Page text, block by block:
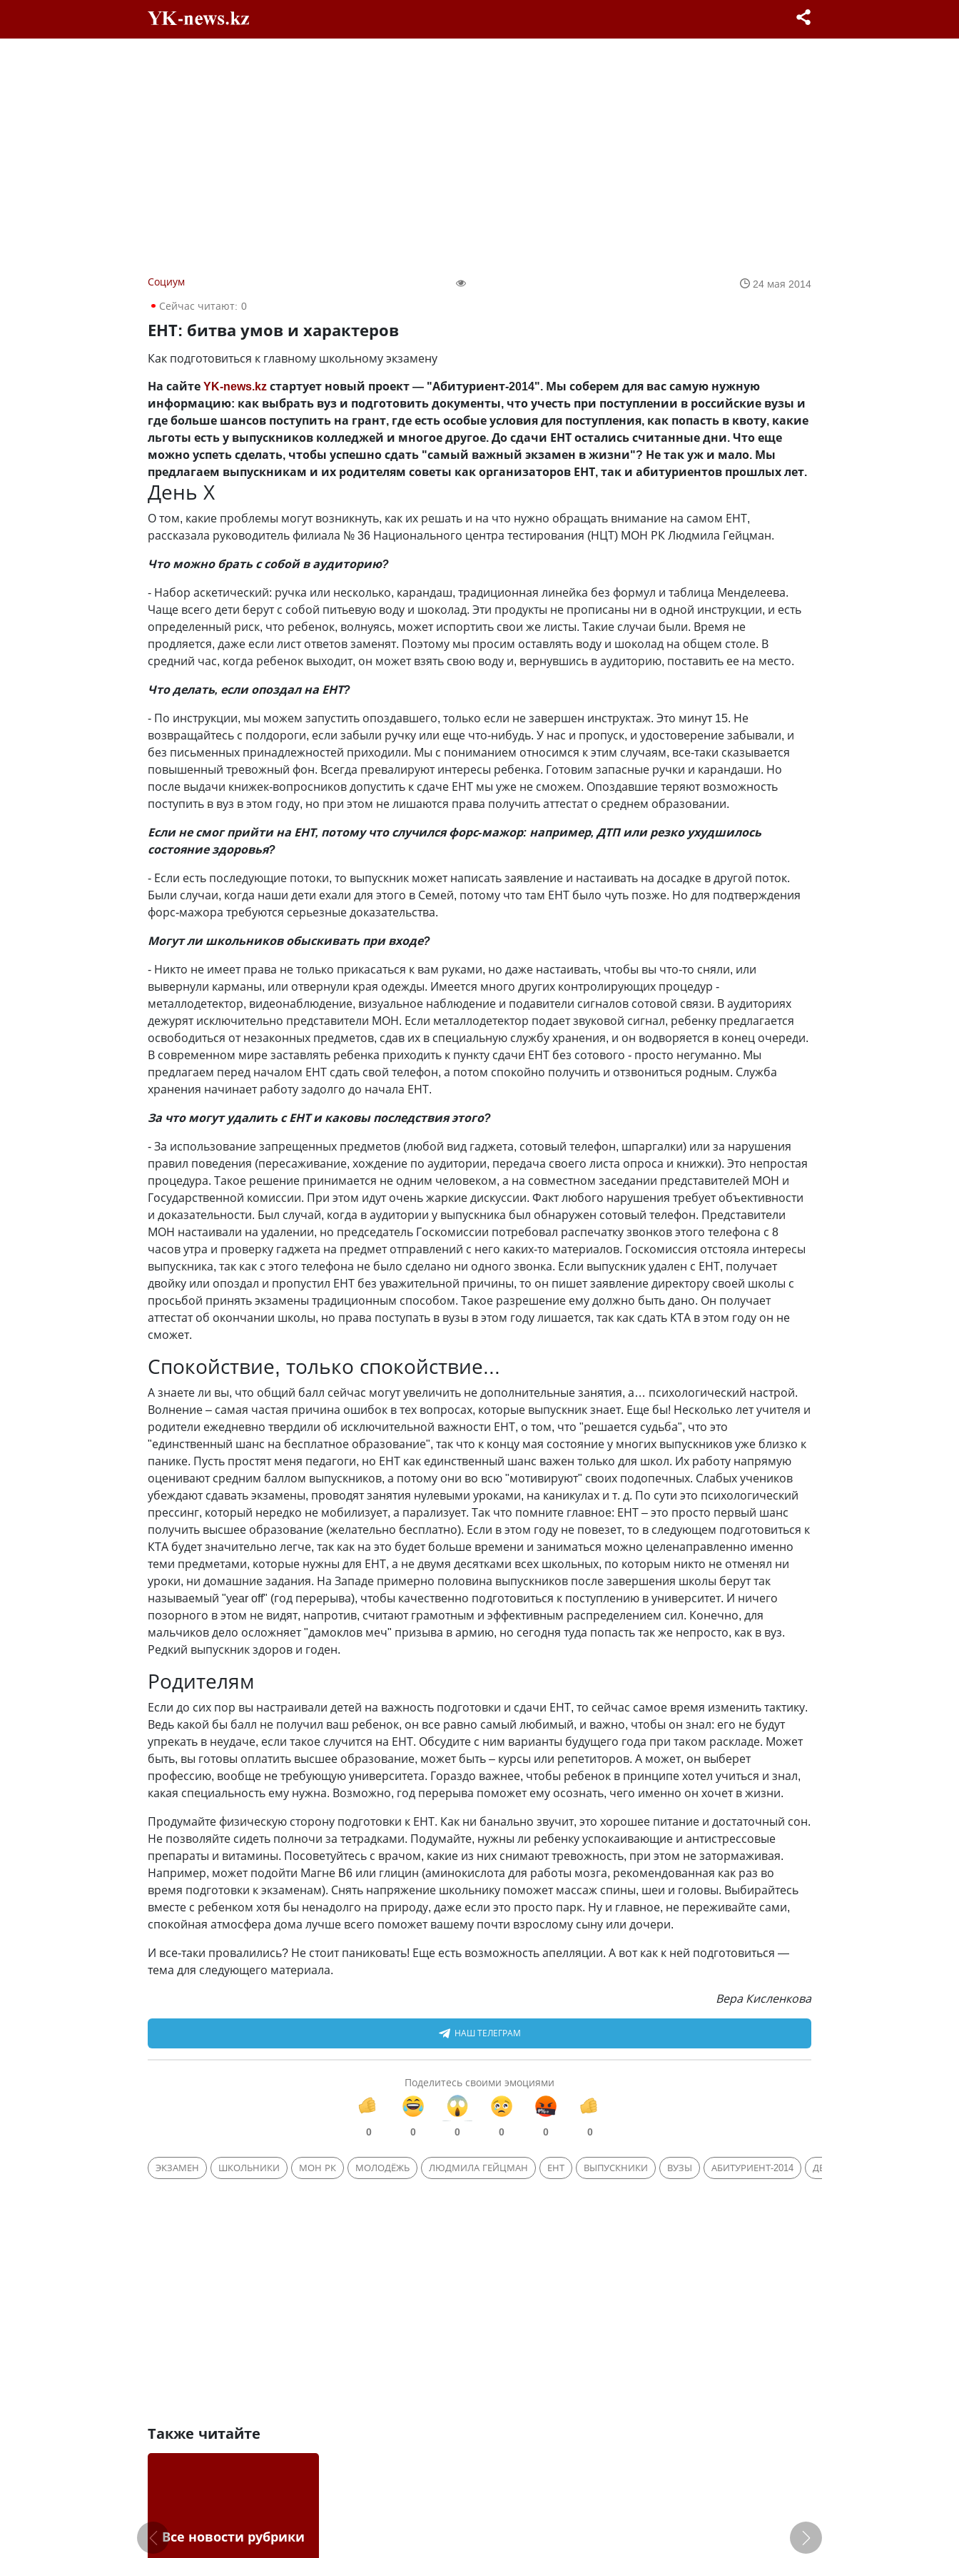
Социум
24 мая 2014
Сейчас читают: 0
ЕНТ: битва умов и характеров
Как подготовиться к главному школьному экзамену
На сайтеYK-news.kzстартует новый проект — "Абитуриент-2014". Мы соберем для вас самую нужную
информацию: как выбрать вуз и подготовить документы, что учесть при поступлении в российские вузы и
где больше шансов поступить на грант, где есть особые условия для поступления, как попасть в квоту, какие
льготы есть у выпускников колледжей и многое другое. До сдачи ЕНТ остались считанные дни. Что еще
можно успеть сделать, чтобы успешно сдать "самый важный экзамен в жизни"? Не так уж и мало. Мы
предлагаем выпускникам и их родителям советы как организаторов ЕНТ, так и абитуриентов прошлых лет.
День Х
О том, какие проблемы могут возникнуть, как их решать и на что нужно обращать внимание на самом ЕНТ,
рассказала руководитель филиала № 36 Национального центра тестирования (НЦТ) МОН РК Людмила Гейцман.
Что можно брать с собой в аудиторию?
- Набор аскетический: ручка или несколько, карандаш, традиционная линейка без формул и таблица Менделеева.
Чаще всего дети берут с собой питьевую воду и шоколад. Эти продукты не прописаны ни в одной инструкции, и есть
определенный риск, что ребенок, волнуясь, может испортить свои же листы. Такие случаи были. Время не
продляется, даже если лист ответов заменят. Поэтому мы просим оставлять воду и шоколад на общем столе. В
средний час, когда ребенок выходит, он может взять свою воду и, вернувшись в аудиторию, поставить ее на место.
Что делать, если опоздал на ЕНТ?
- По инструкции, мы можем запустить опоздавшего, только если не завершен инструктаж. Это минут 15. Не
возвращайтесь с полдороги, если забыли ручку или еще что-нибудь. У нас и пропуск, и удостоверение забывали, и
без письменных принадлежностей приходили. Мы с пониманием относимся к этим случаям, все-таки сказывается
повышенный тревожный фон. Всегда превалируют интересы ребенка. Готовим запасные ручки и карандаши. Но
после выдачи книжек-вопросников допустить к сдаче ЕНТ мы уже не сможем. Опоздавшие теряют возможность
поступить в вуз в этом году, но при этом не лишаются права получить аттестат о среднем образовании.
Если не смог прийти на ЕНТ, потому что случился форс-мажор: например, ДТП или резко ухудшилось
состояние здоровья?
- Если есть последующие потоки, то выпускник может написать заявление и настаивать на досадке в другой поток.
Были случаи, когда наши дети ехали для этого в Семей, потому что там ЕНТ было чуть позже. Но для подтверждения
форс-мажора требуются серьезные доказательства.
Могут ли школьников обыскивать при входе?
- Никто не имеет права не только прикасаться к вам руками, но даже настаивать, чтобы вы что-то сняли, или
вывернули карманы, или отвернули края одежды. Имеется много других контролирующих процедур -
металлодетектор, видеонаблюдение, визуальное наблюдение и подавители сигналов сотовой связи. В аудиториях
дежурят исключительно представители МОН. Если металлодетектор подает звуковой сигнал, ребенку предлагается
освободиться от незаконных предметов, сдав их в специальную службу хранения, и он водворяется в конец очереди.
В современном мире заставлять ребенка приходить к пункту сдачи ЕНТ без сотового - просто негуманно. Мы
предлагаем перед началом ЕНТ сдать свой телефон, а потом спокойно получить и отзвониться родным. Служба
хранения начинает работу задолго до начала ЕНТ.
За что могут удалить с ЕНТ и каковы последствия этого?
- За использование запрещенных предметов (любой вид гаджета, сотовый телефон, шпаргалки) или за нарушения
правил поведения (пересаживание, хождение по аудитории, передача своего листа опроса и книжки). Это непростая
процедура. Такое решение принимается не одним человеком, а на совместном заседании представителей МОН и
Государственной комиссии. При этом идут очень жаркие дискуссии. Факт любого нарушения требует объективности
и доказательности. Был случай, когда в аудитории у выпускника был обнаружен сотовый телефон. Представители
МОН настаивали на удалении, но председатель Госкомиссии потребовал распечатку звонков этого телефона с 8
часов утра и проверку гаджета на предмет отправлений с него каких-то материалов. Госкомиссия отстояла интересы
выпускника, так как с этого телефона не было сделано ни одного звонка. Если выпускник удален с ЕНТ, получает
двойку или опоздал и пропустил ЕНТ без уважительной причины, то он пишет заявление директору своей школы с
просьбой принять экзамены традиционным способом. Такое разрешение ему должно быть дано. Он получает
аттестат об окончании школы, но права поступать в вузы в этом году лишается, так как сдать КТА в этом году он не
сможет.
Спокойствие, только спокойствие...
А знаете ли вы, что общий балл сейчас могут увеличить не дополнительные занятия, а… психологический настрой.
Волнение – самая частая причина ошибок в тех вопросах, которые выпускник знает. Еще бы! Несколько лет учителя и
родители ежедневно твердили об исключительной важности ЕНТ, о том, что "решается судьба", что это
"единственный шанс на бесплатное образование", так что к концу мая состояние у многих выпускников уже близко к
панике. Пусть простят меня педагоги, но ЕНТ как единственный шанс важен только для школ. Их работу напрямую
оценивают средним баллом выпускников, а потому они во всю "мотивируют" своих подопечных. Слабых учеников
убеждают сдавать экзамены, проводят занятия нулевыми уроками, на каникулах и т. д. По сути это психологический
прессинг, который нередко не мобилизует, а парализует. Так что помните главное: ЕНТ – это просто первый шанс
получить высшее образование (желательно бесплатно). Если в этом году не повезет, то в следующем подготовиться к
КТА будет значительно легче, так как на это будет больше времени и заниматься можно целенаправленно именно
теми предметами, которые нужны для ЕНТ, а не двумя десятками всех школьных, по которым никто не отменял ни
уроки, ни домашние задания. На Западе примерно половина выпускников после завершения школы берут так
называемый "year off" (год перерыва), чтобы качественно подготовиться к поступлению в университет. И ничего
позорного в этом не видят, напротив, считают грамотным и эффективным распределением сил. Конечно, для
мальчиков дело осложняет "дамоклов меч" призыва в армию, но сегодня туда попасть так же непросто, как в вуз.
Редкий выпускник здоров и годен.
Родителям
Если до сих пор вы настраивали детей на важность подготовки и сдачи ЕНТ, то сейчас самое время изменить тактику.
Ведь какой бы балл не получил ваш ребенок, он все равно самый любимый, и важно, чтобы он знал: его не будут
упрекать в неудаче, если такое случится на ЕНТ. Обсудите с ним варианты будущего года при таком раскладе. Может
быть, вы готовы оплатить высшее образование, может быть – курсы или репетиторов. А может, он выберет
профессию, вообще не требующую университета. Гораздо важнее, чтобы ребенок в принципе хотел учиться и знал,
какая специальность ему нужна. Возможно, год перерыва поможет ему осознать, чего именно он хочет в жизни.
Продумайте физическую сторону подготовки к ЕНТ. Как ни банально звучит, это хорошее питание и достаточный сон.
Не позволяйте сидеть полночи за тетрадками. Подумайте, нужны ли ребенку успокаивающие и антистрессовые
препараты и витамины. Посоветуйтесь с врачом, какие из них снимают тревожность, при этом не затормаживая.
Например, может подойти Магне B6 или глицин (аминокислота для работы мозга, рекомендованная как раз во
время подготовки к экзаменам). Снять напряжение школьнику поможет массаж спины, шеи и головы. Выбирайтесь
вместе с ребенком хотя бы ненадолго на природу, даже если это просто парк. Ну и главное, не переживайте сами,
спокойная атмосфера дома лучше всего поможет вашему почти взрослому сыну или дочери.
И все-таки провалились? Не стоит паниковать! Еще есть возможность апелляции. А вот как к ней подготовиться —
тема для следующего материала.
Вера Кисленкова
НАШ ТЕЛЕГРАМ
Поделитесь своими эмоциями
0 0 0 0 0 0
ЭКЗАМЕН ШКОЛЬНИКИ МОН РК МОЛОДЁЖЬ ЛЮДМИЛА ГЕЙЦМАН ЕНТ ВЫПУСКНИКИ ВУЗЫ АБИТУРИЕНТ-2014 ДЕПАРТАМЕНТ
Также читайте
Все новости рубрики